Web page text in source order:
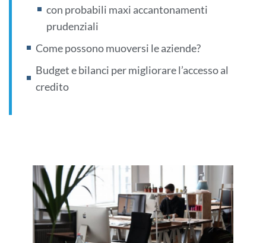
con probabili maxi accantonamenti
prudenziali
Come possono muoversi le aziende?
Budget e bilanci per migliorare l’accesso al
credito